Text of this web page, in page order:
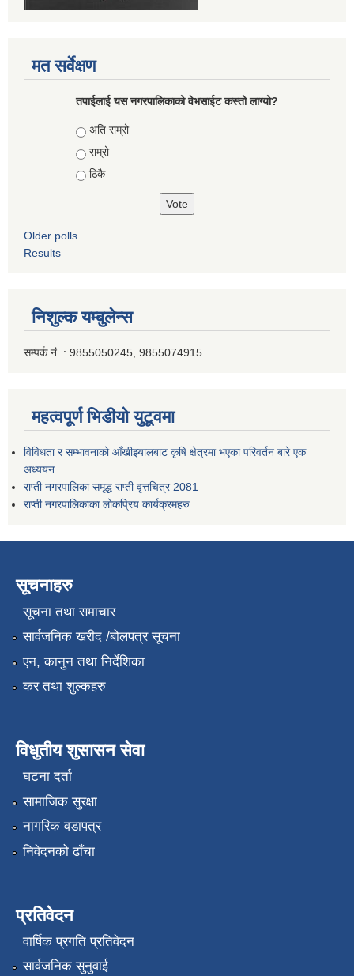
मत सर्वेक्षण
तपाईलाई यस नगरपालिकाको वेभसाईट कस्तो लाग्यो?
Choices
अति राम्रो
राम्रो
ठिकै
Older polls
Results
निशुल्क यम्बुलेन्स
सम्पर्क नं. : 9855050245, 9855074915
महत्वपूर्ण भिडीयो युटूवमा
विविधता र सम्भावनाको आँखीझ्यालबाट कृषि क्षेत्रमा भएका परिवर्तन बारे एक
अध्ययन
राप्ती नगरपालिका समृद्ध राप्ती वृत्तचित्र 2081
राप्ती नगरपालिकाका लोकप्रिय कार्यक्रमहरु
सूचनाहरु
सूचना तथा समाचार
सार्वजनिक खरीद /बोलपत्र सूचना
एन, कानुन तथा निर्देशिका
कर तथा शुल्कहरु
विधुतीय शुसासन सेवा
घटना दर्ता
सामाजिक सुरक्षा
नागरिक वडापत्र
निवेदनको ढाँचा
प्रतिवेदन
वार्षिक प्रगति प्रतिवेदन
सार्वजनिक सुनुवाई